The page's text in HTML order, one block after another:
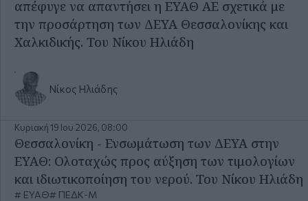
απέφυγε να απαντήσει η ΕΥΑΘ ΑΕ σχετικά με
την προσάρτηση των ΔΕΥΑ Θεσσαλονίκης και
Χαλκιδικής. Του Νίκου Ηλιάδη
Νίκος Ηλιάδης
Κυριακή 19 Ιου 2026, 08:00
Θεσσαλονίκη - Ενσωμάτωση των ΔΕΥΑ στην
ΕΥΑΘ: Ολοταχώς προς αύξηση των τιμολογίων
και ιδιωτικοποίηση του νερού. Του Νίκου Ηλιάδη
ΕΥΑΘ ΠΕΔΚ-Μ